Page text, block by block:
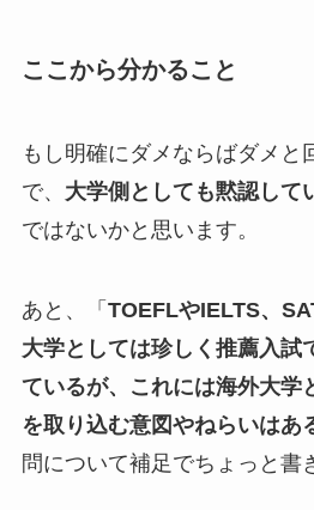
ここから分かること
もし明確にダメならばダメと
で、 大学側としても黙認して
ではないかと思います。
あと、「 TOEFLやIELTS、
大学としては珍しく推薦入試
ているが、これには海外大学
を取り込む意図やねらいはあ
問について補足でちょっと書